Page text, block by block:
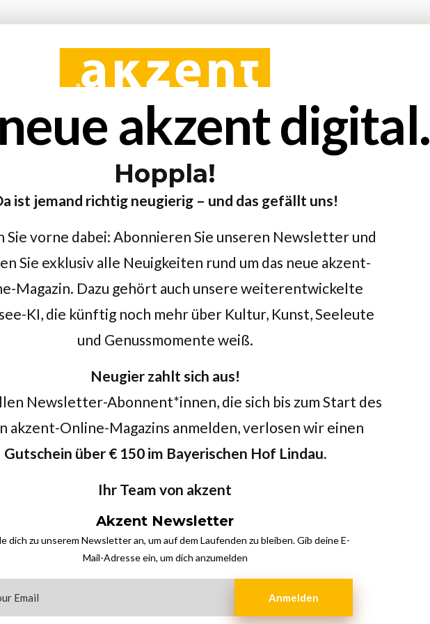
akzent digital.
Hoppla!
ist jemand richtig neugierig – und das gefällt uns!
Sie vorne dabei: Abonnieren Sie unseren Newsletter und
Sie exklusiv alle Neuigkeiten rund um das neue akzent-
Magazin. Dazu gehört auch unsere weiterentwickelte
KI, die künftig noch mehr über Kultur, Kunst, Seeleute
und Genussmomente weiß.
Neugier zahlt sich aus!
Newsletter-Abonnent*innen, die sich bis zum Start des
akzent-Online-Magazins anmelden, verlosen wir einen
Gutschein über € 150 im Bayerischen Hof Lindau.
Ihr Team von akzent
Akzent Newsletter
dich zu unserem Newsletter an, um auf dem Laufenden zu bleiben. Gib deine E-
Mail-Adresse ein, um dich anzumelden
Anmelden